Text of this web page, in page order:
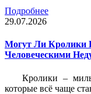
Подробнее
29.07.2026
Могут Ли Кролики
Человеческими
Кролики –
которые всё чаще